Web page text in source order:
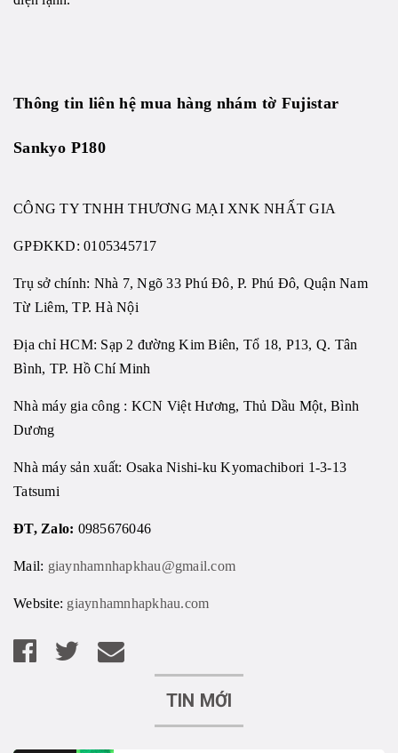
Thông tin liên hệ mua hàng nhám tờ Fujistar
Sankyo P180
CÔNG TY TNHH THƯƠNG MẠI XNK NHẤT GIA
GPĐKKD: 0105345717
Trụ sở chính: Nhà 7, Ngõ 33 Phú Đô, P. Phú Đô, Quận Nam
Từ Liêm, TP. Hà Nội
Địa chỉ HCM: Sạp 2 đường Kim Biên, Tổ 18, P13, Q. Tân
Bình, TP. Hồ Chí Minh
Nhà máy gia công : KCN Việt Hương, Thủ Dầu Một, Bình
Dương
Nhà máy sản xuất: Osaka Nishi-ku Kyomachibori 1-3-13
Tatsumi
ĐT, Zalo: 0985676046
Mail: giaynhamnhapkhau@gmail.com
Website: giaynhamnhapkhau.com
TIN MỚI